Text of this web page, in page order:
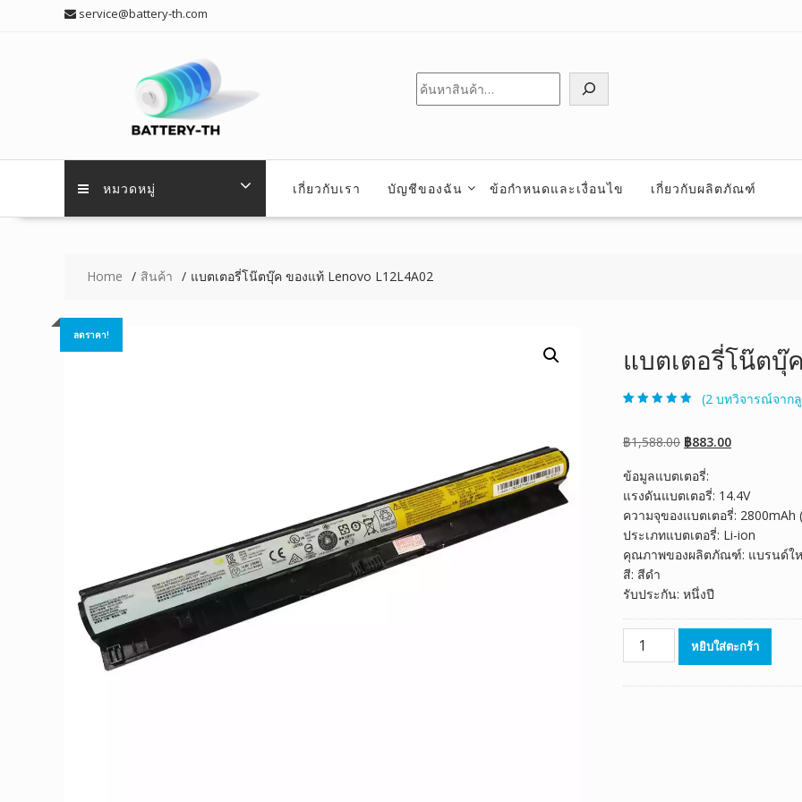
service@battery-th.com
ค้นหา
หมวดหมู่ เกี่ยวกับเรา บัญชีของฉัน ข้อกำหนดและเงื่อนไข เกี่ยวกับผลิตภัณฑ์
Home สินค้า แบตเตอรี่โน๊ตบุ๊ค ของแท้ Lenovo L12L4A02
ลดราคา!
แบตเตอรี่โน๊ตบุ๊ค
เต็มบน
การให้
คะแนนของ
(2 บทวิจารณ์จาก
฿1,588.00 Original
was:
฿1,588.00.
฿883.00Current
฿883.00.
ข้อมูลแบตเตอรี่:
แรงดันแบตเตอรี่: 14.4V
ความจุของแบตเตอรี่: 2800mAh
ประเภทแบตเตอรี่: Li-ion
คุณภาพของผลิตภัณฑ์: แบรนด์ใ
สี: สีดำ
รับประกัน: หนึ่งปี
จำนวน
แบตเตอรี่
หยิบใส่ตะกร้า